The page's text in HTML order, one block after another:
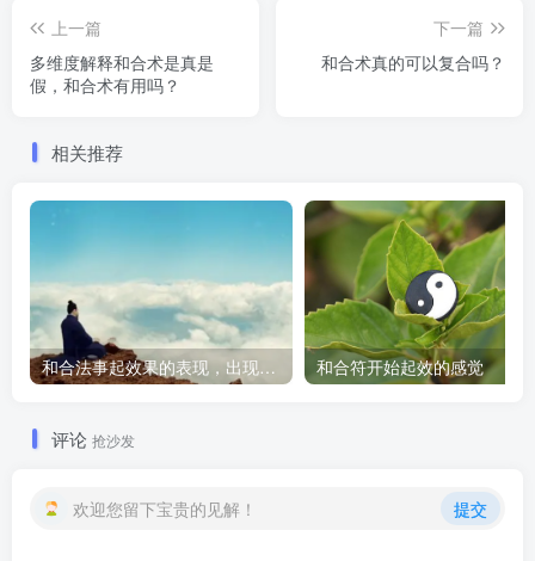
上一篇
多维度解释和合术是真是
假，和合术有用吗？
下一篇
和合术真的可以复合吗？
相关推荐
和合法事起效果的表现，出现这些就要留意了 和合符开始起效的感觉
评论 抢沙发
欢迎您留下宝贵的见解！ 提交